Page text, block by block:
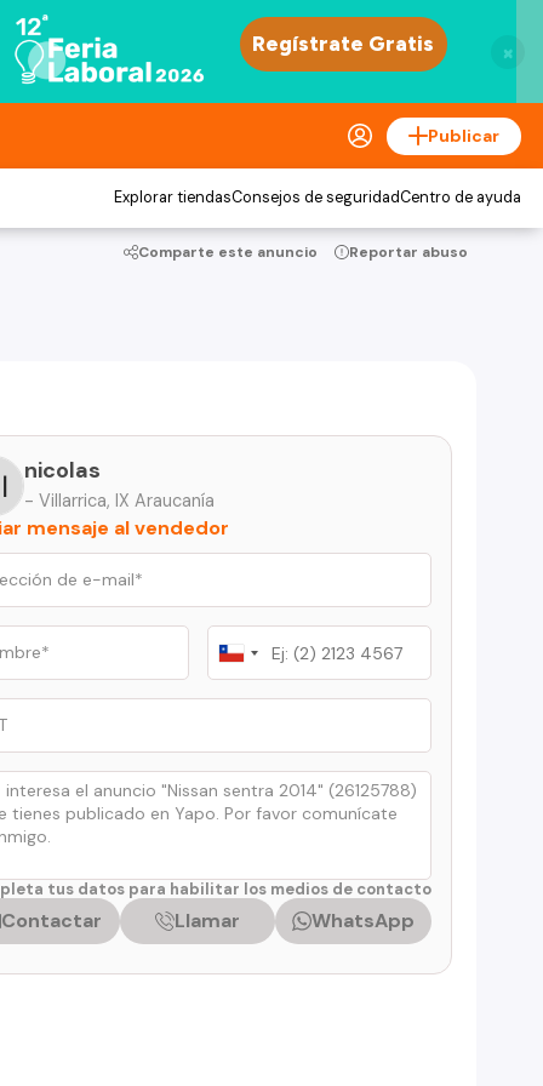
×
Publicar
Explorar tiendasConsejos de seguridadCentro de ayuda
Comparte este anuncio Reportar abuso
nicolas
- Villarrica, IX Araucanía
mensaje al vendedor
Chile
+56
tus datos para habilitar los medios de contacto
Contactar Llamar WhatsApp